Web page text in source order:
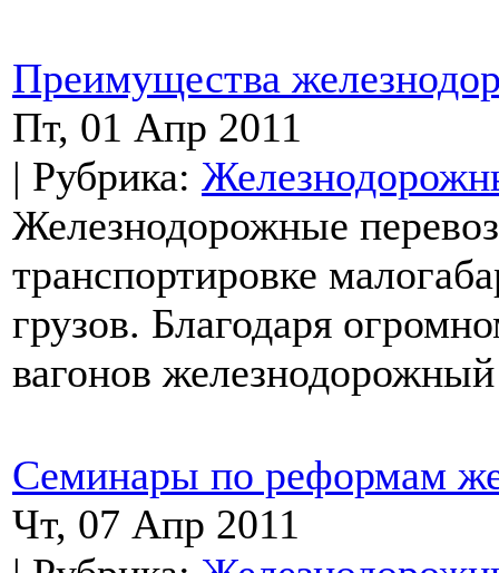
Преимущества
Пт, 01 Апр 2011
| Рубрика:
Железнодорожные
транспортировке
грузов. Благодаря
вагонов
Семинары по реформам
Чт, 07 Апр 2011